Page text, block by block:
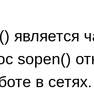
является
sopen()
в